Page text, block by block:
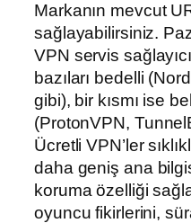
Markanın mevcut
sağlayabilirsiniz.
VPN servis
bazıları bedelli
gibi), bir kısmı ise
(ProtonVPN,
Ücretli VPN’ler
daha geniş ana
koruma özelliği
oyuncu fikirlerini,